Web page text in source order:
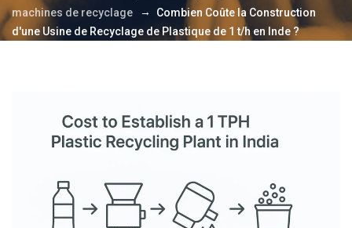
machines de recyclage →
Combien Coûte la Construction
d'une Usine de Recyclage de Plastique de 1 t/h en Inde ?